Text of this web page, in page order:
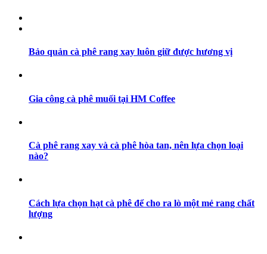
Bảo quản cà phê rang xay luôn giữ được hương vị
Gia công cà phê muối tại HM Coffee
Cà phê rang xay và cà phê hòa tan, nên lựa chọn loại
nào?
Cách lựa chọn hạt cà phê để cho ra lò một mẻ rang chất
lượng